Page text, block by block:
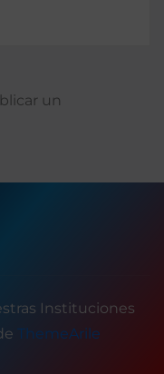
un
Instituciones
ThemeArile